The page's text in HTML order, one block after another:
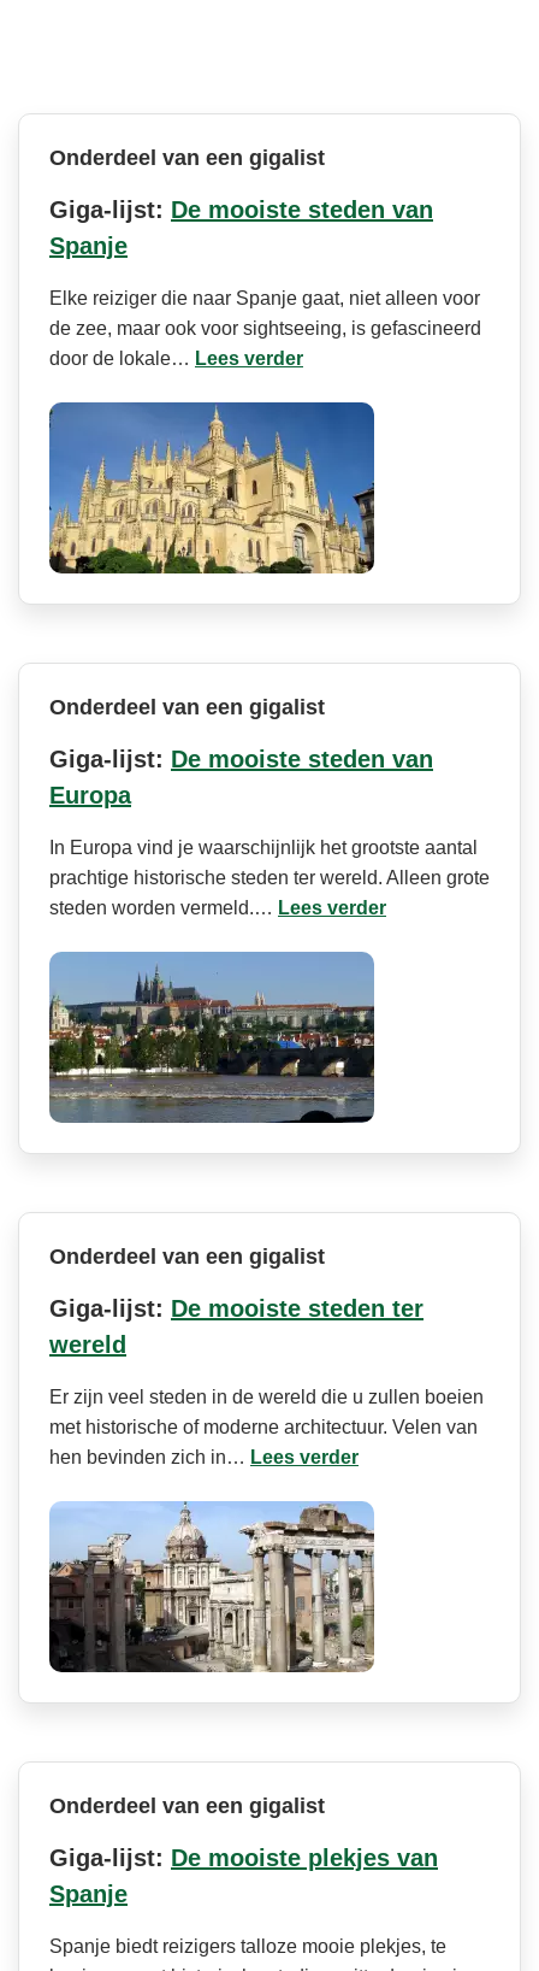
Onderdeel van een gigalist
Giga-lijst: De mooiste steden van
Spanje
Elke reiziger die naar Spanje gaat, niet alleen voor
de zee, maar ook voor sightseeing, is gefascineerd
door de lokale… Lees verder
Onderdeel van een gigalist
Giga-lijst: De mooiste steden van
Europa
In Europa vind je waarschijnlijk het grootste aantal
prachtige historische steden ter wereld. Alleen grote
steden worden vermeld.… Lees verder
Onderdeel van een gigalist
Giga-lijst: De mooiste steden ter
wereld
Er zijn veel steden in de wereld die u zullen boeien
met historische of moderne architectuur. Velen van
hen bevinden zich in… Lees verder
Onderdeel van een gigalist
Giga-lijst: De mooiste plekjes van
Spanje
Spanje biedt reizigers talloze mooie plekjes, te